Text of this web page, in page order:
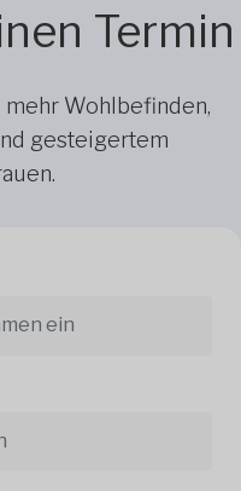
Termin
mehr Wohlbefinden,
gesteigertem